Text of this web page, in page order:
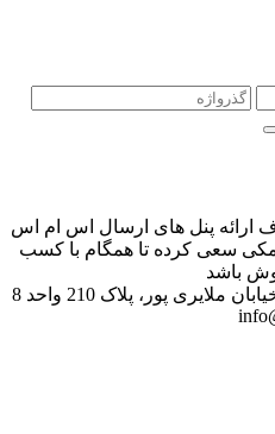
ارائه پنل های ارسال اس ام اس
سعی کرده تا همگام با کسب
باشد
پور، پلاک 210 واحد 8